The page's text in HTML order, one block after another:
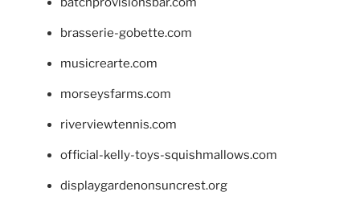
brasserie-gobette.com
musicrearte.com
morseysfarms.com
riverviewtennis.com
official-kelly-toys-squishmallows.com
displaygardenonsuncrest.org